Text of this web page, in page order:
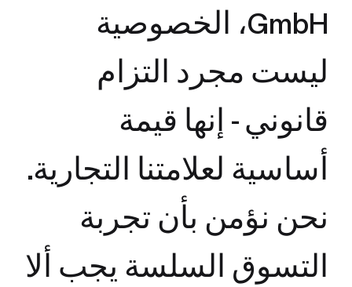
GmbH، الخصوصية
ليست مجرد التزام
قانوني - إنها قيمة
أساسية لعلامتنا التجارية.
نحن نؤمن بأن تجربة
التسوق السلسة يجب ألا